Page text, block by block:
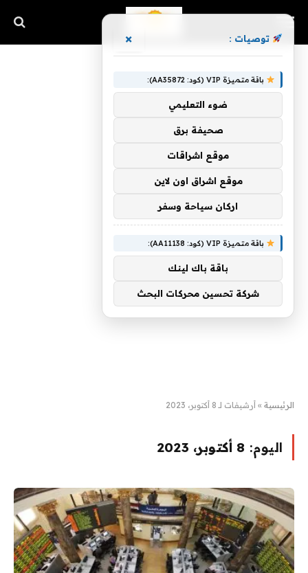
الرئيسية » أرشيفات لـ 8 أكتوبر، 2023
اليوم: 8 أكتوبر، 2023
توصيات : ×
باقة متميزة VIP (كود: AA35872):
ضوء التعليمي
صحيفة برق
موقع اشراقات
موقع اشراق اون لاين
اركان سياحة وسفر
باقة متميزة VIP (كود: AA11138):
باقة باك لينك
شركة تحسين محركات البحث